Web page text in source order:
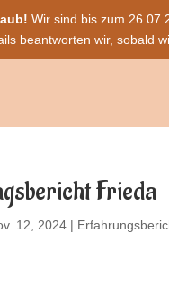
Wir sind bis zum
beantworten wir, sobald
Frieda
12, 2024|